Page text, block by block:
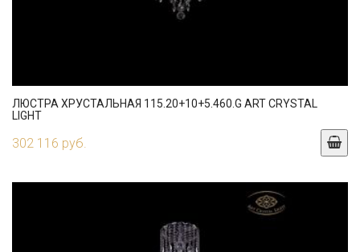
ЛЮСТРА ХРУСТАЛЬНАЯ 115.20+10+5.460.G ART CRYSTAL
LIGHT
302 116 руб.